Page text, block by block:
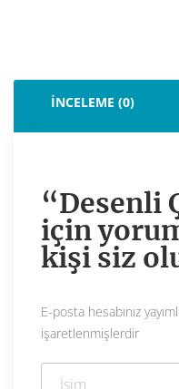
İNCELEME (0)
“Desenli
için
kişi siz
E-posta hesabınız
işaretlenmişlerdir